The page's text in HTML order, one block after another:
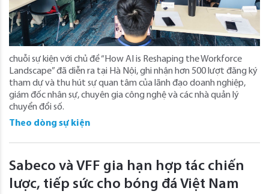
chuỗi sự kiện với chủ đề “How AI is Reshaping the Workforce
Landscape” đã diễn ra tại Hà Nội, ghi nhận hơn 500 lượt đăng ký
tham dự và thu hút sự quan tâm của lãnh đạo doanh nghiệp,
giám đốc nhân sự, chuyên gia công nghệ và các nhà quản lý
chuyển đổi số.
Theo dòng sự kiện
Sabeco và VFF gia hạn hợp tác chiến
lược, tiếp sức cho bóng đá Việt Nam